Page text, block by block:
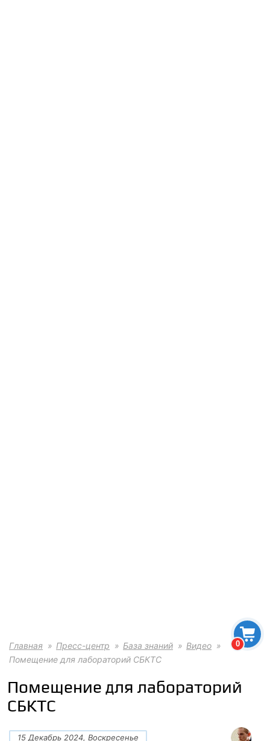
0
Главная Пресс-центр База знаний
Видео
Помещение для лабораторий СБКТС
Помещение для лабораторий
СБКТС
15 Декабрь 2024, Воскресенье